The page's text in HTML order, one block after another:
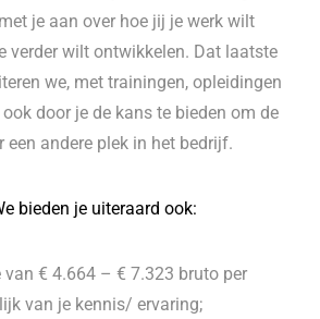
je aan over hoe jij je werk wilt
verder wilt ontwikkelen. Dat laatste
we, met trainingen, opleidingen
door je de kans te bieden om de
een andere plek in het bedrijf.
bieden je uiteraard ook:
van € 4.664 – € 7.323 bruto per
van je kennis/ ervaring;